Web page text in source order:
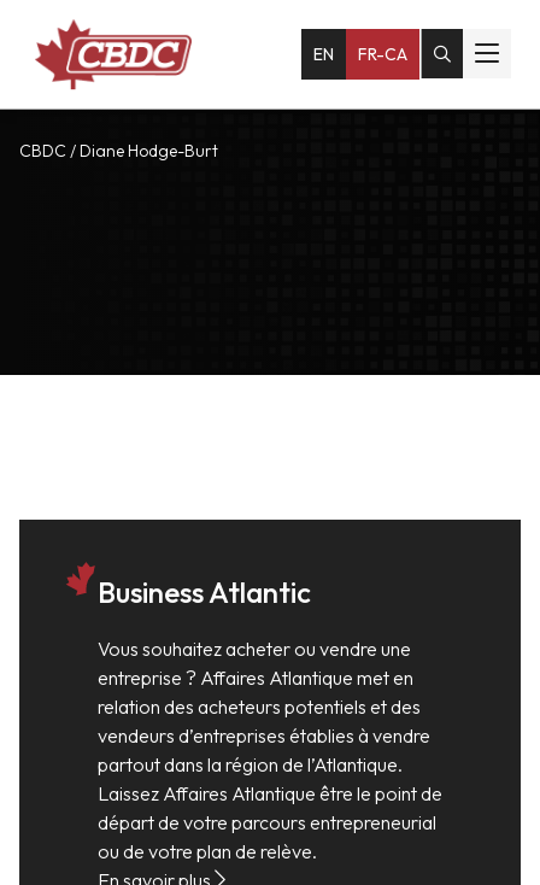
EN FR-CA
CBDC /Diane Hodge-Burt
Business Atlantic
Vous souhaitez acheter ou vendre une
entreprise ? Affaires Atlantique met en
relation des acheteurs potentiels et des
vendeurs d’entreprises établies à vendre
partout dans la région de l’Atlantique.
Laissez Affaires Atlantique être le point de
départ de votre parcours entrepreneurial
ou de votre plan de relève.
En savoir plus